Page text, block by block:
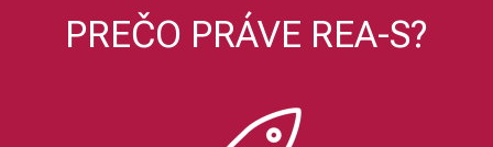
PREČO PRÁVE REA-S?